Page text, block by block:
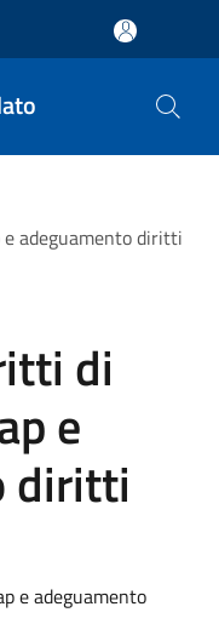
adeguamento diritti
di
e
diritti
e adeguamento